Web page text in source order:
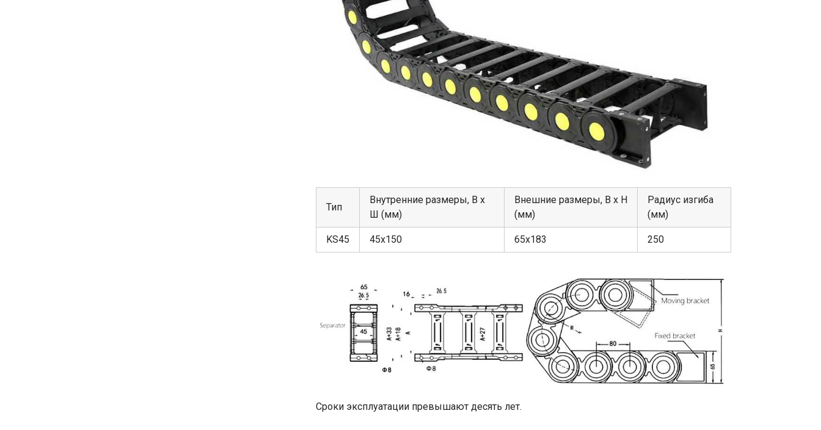
Тип
Внутренние размеры, В х
Ш (мм)
Внешние размеры, В х Н
(мм)
Радиус изгиба
(мм)
KS45 45х150 65х183 250
Сроки эксплуатации превышают десять лет.